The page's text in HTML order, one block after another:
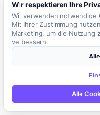
Projekten, wobei Sie stets
im Blick behalten. Sie
sorgen für eine
verschiedenen
Stakeholdern. Zu Ihren
Ressourcen- und
Prioritäten und das
erstellen und pflegen
Entscheidungsgrundlagen für
Wir respektieren Ihre
Wir verwenden notwendige
Mit Ihrer Zustimmung
Marketing, um die Nutzung
verbessern.
Alle